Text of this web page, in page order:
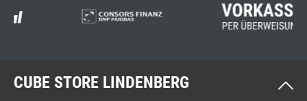
CUBE STORE LINDENBERG